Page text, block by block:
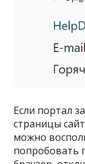
Если портал
страницы
можно
попробовать